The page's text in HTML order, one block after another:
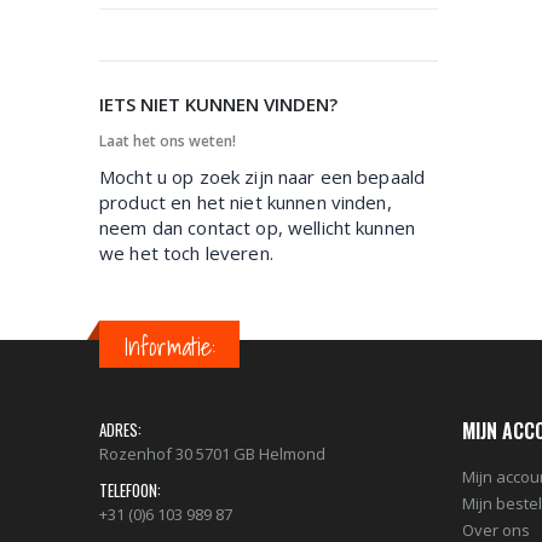
IETS NIET KUNNEN VINDEN?
Laat het ons weten!
Mocht u op zoek zijn naar een bepaald
product en het niet kunnen vinden,
neem dan contact op, wellicht kunnen
we het toch leveren.
Informatie:
ADRES:
Rozenhof 30 5701 GB Helmond
TELEFOON:
+31 (0)6 103 989 87
MIJN
Mijn
Mijn
Over ons